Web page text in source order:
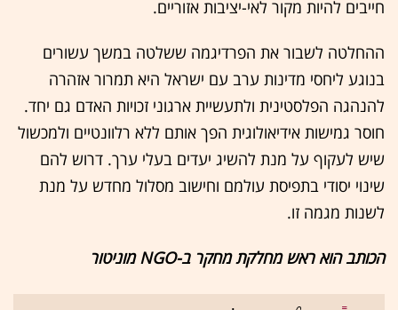
חייבים להיות מקור לאי-יציבות אזוריים.
ההחלטה לשבור את הפרדיגמה ששלטה במשך עשורים
בנוגע ליחסי מדינות ערב עם ישראל היא תמרור אזהרה
להנהגה הפלסטינית ולתעשיית ארגוני זכויות האדם גם יחד.
חוסר גמישות אידיאולוגית הפך אותם ללא רלוונטיים ולמכשול
שיש לעקוף על מנת להשיג יעדים בעלי ערך. דרוש להם
שינוי יסודי בתפיסת עולמם וחישוב מסלול מחדש על מנת
לשנות מגמה זו.
הכותב הוא ראש מחלקת מחקר ב-NGO מוניטור